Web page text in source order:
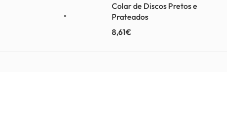
Colar de Discos Pretos e
Prateados
8,61€